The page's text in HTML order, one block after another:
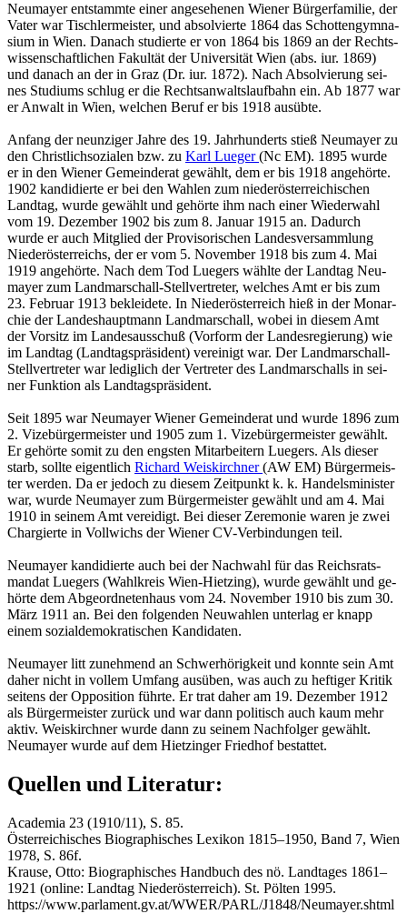
Neu­may­er ent­stamm­te einer an­ge­se­he­nen Wie­ner Bür­ger­fa­mi­lie, der
Vater war Tisch­ler­meis­ter, und ab­sol­vier­te 1864 das Schot­ten­gym­na­
si­um in Wien. Da­nach stu­dier­te er von 1864 bis 1869 an der Rechts­
wis­sen­schaft­li­chen Fa­kul­tät der Uni­ver­si­tät Wien (abs. iur. 1869)
und da­nach an der in Graz (Dr. iur. 1872). Nach Ab­sol­vie­rung sei­
nes Stu­di­ums schlug er die Rechts­an­walts­lauf­bahn ein. Ab 1877 war
er An­walt in Wien, wel­chen Beruf er bis 1918 aus­üb­te.
An­fang der neun­zi­ger Jahre des 19. Jahr­hun­derts stieß Neu­may­er zu
den Christ­lich­so­zia­len bzw. zu Karl Lue­ger(Nc EM). 1895 wurde
er in den Wie­ner Ge­mein­de­rat ge­wählt, dem er bis 1918 an­ge­hör­te.
1902 kan­di­dier­te er bei den Wah­len zum nie­der­ös­ter­rei­chi­schen
Land­tag, wurde ge­wählt und ge­hör­te ihm nach einer Wie­der­wahl
vom 19. De­zem­ber 1902 bis zum 8. Ja­nu­ar 1915 an. Da­durch
wurde er auch Mit­glied der Pro­vi­so­ri­schen Lan­des­ver­samm­lung
Nie­der­ös­ter­reichs, der er vom 5. No­vem­ber 1918 bis zum 4. Mai
1919 an­ge­hör­te. Nach dem Tod Lue­gers wähl­te der Land­tag Neu­
may­er zum Land­mar­schall-Stell­ver­tre­ter, wel­ches Amt er bis zum
23. Fe­bru­ar 1913 be­klei­de­te. In Nie­der­ös­ter­reich hieß in der Mon­ar­
chie der Lan­des­haupt­mann Land­mar­schall, wobei in die­sem Amt
der Vor­sitz im Lan­des­aus­schuß (Vor­form der Lan­des­re­gie­rung) wie
im Land­tag (Land­tags­prä­si­dent) ver­ei­nigt war. Der Land­mar­schall-
Stell­ver­tre­ter war le­dig­lich der Ver­tre­ter des Land­mar­schalls in sei­
ner Funk­ti­on als Land­tags­prä­si­dent.
Seit 1895 war Neu­may­er Wie­ner Ge­mein­de­rat und wurde 1896 zum
2. Vi­ze­bür­ger­meis­ter und 1905 zum 1. Vi­ze­bür­ger­meis­ter ge­wählt.
Er ge­hör­te somit zu den engs­ten Mit­ar­bei­tern Lue­gers. Als die­ser
starb, soll­te ei­gent­lich Ri­chard Weis­kirch­ner(AW EM) Bür­ger­meis­
ter wer­den. Da er je­doch zu die­sem Zeit­punkt k. k. Han­dels­mi­nis­ter
war, wurde Neu­may­er zum Bür­ger­meis­ter ge­wählt und am 4. Mai
1910 in sei­nem Amt ver­ei­digt. Bei die­ser Ze­re­mo­nie waren je zwei
Char­gier­te in Voll­wichs der Wie­ner CV-Ver­bin­dun­gen teil.
Neu­may­er kan­di­dier­te auch bei der Nach­wahl für das Reichs­rats­
man­dat Lue­gers (Wahl­kreis Wien-Hiet­zing), wurde ge­wählt und ge­
hör­te dem Ab­ge­ord­ne­ten­haus vom 24. No­vem­ber 1910 bis zum 30.
März 1911 an. Bei den fol­gen­den Neu­wah­len un­ter­lag er knapp
einem so­zi­al­de­mo­kra­ti­schen Kan­di­da­ten.
Neu­may­er litt zu­neh­mend an Schwer­hö­rig­keit und konn­te sein Amt
daher nicht in vol­lem Um­fang aus­üben, was auch zu hef­ti­ger Kri­tik
sei­tens der Op­po­si­ti­on führ­te. Er trat daher am 19. De­zem­ber 1912
als Bür­ger­meis­ter zu­rück und war dann po­li­tisch auch kaum mehr
aktiv. Weis­kirch­ner wurde dann zu sei­nem Nach­fol­ger ge­wählt.
Neu­may­er wurde auf dem Hiet­zin­ger Fried­hof be­stat­tet.
Quellen und Literatur:
Academia 23 (1910/11), S. 85.
Österreichisches Biographisches Lexikon 1815–1950, Band 7, Wien
1978, S. 86f.
Krause, Otto: Biographisches Handbuch des nö. Landtages 1861–
1921 (online: Landtag Niederösterreich). St. Pölten 1995.
https://www.parlament.gv.at/WWER/PARL/J1848/Neumayer.shtml